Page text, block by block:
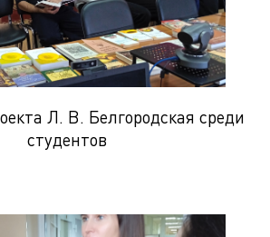
Л. В. Белгородская среди
студентов